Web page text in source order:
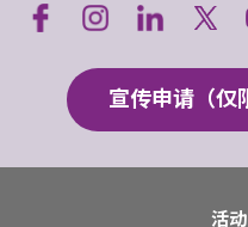
宣传申请（仅
活动